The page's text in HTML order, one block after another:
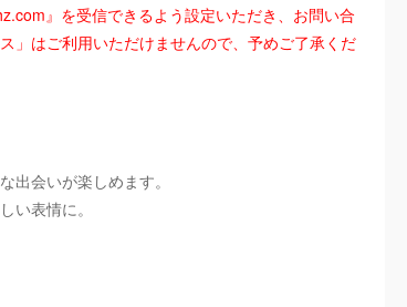
』を受信できるよう設定いただき、お問い合
」はご利用いただけませんので、予めご了承くだ
出会いが楽しめます。
い表情に。